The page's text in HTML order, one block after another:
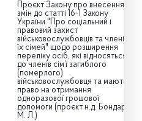
Проєкт Закону про внесення
змін до статті 16-1 Закону
України "Про соціальний і
правовий захист
військовослужбовців та членів
їх сімей" щодо розширення
переліку осіб, які відносяться
до членів сім’ї загиблого
(померлого)
військовослужбовця та мають
право на отримання
одноразової грошової
допомоги (проєкт н.д. Бондар
М. Л.)